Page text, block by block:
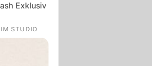
Exklusiv
STUDIO